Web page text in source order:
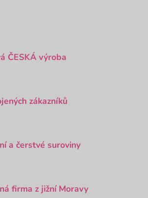
ČESKÁ výroba
zákazníků
a čerstvé suroviny
firma z jižní Moravy